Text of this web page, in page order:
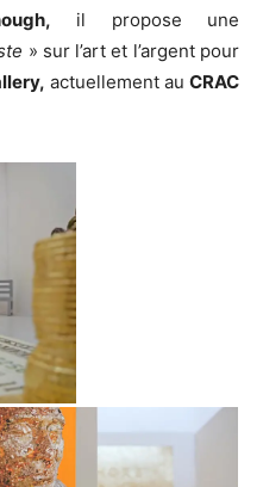
il propose une
» sur l’art et l’argent pour
actuellement au CRAC